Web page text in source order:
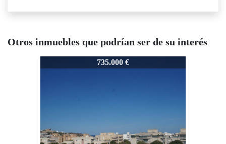
Otros inmuebles que podrían ser de su interés
798.000 €